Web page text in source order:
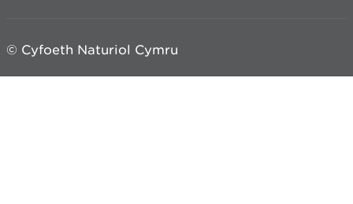
© Cyfoeth Naturiol Cymru